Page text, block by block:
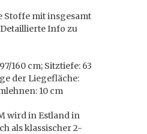
Stoffe mit insgesamt
Info zu
160 cm; Sitztiefe: 63
der Liegefläche:
10 cm
wird in Estland in
als klassischer 2-